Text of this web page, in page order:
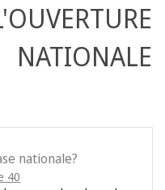
nationale?
40